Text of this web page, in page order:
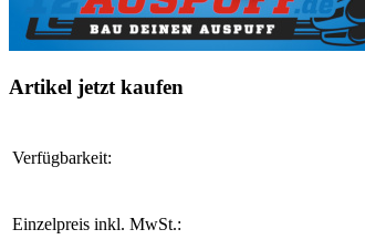
Artikel jetzt kaufen
Verfügbarkeit:
Einzelpreis inkl. MwSt.: